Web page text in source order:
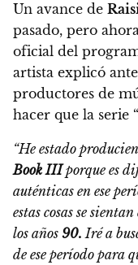
Un avance de
pasado, pero
oficial del
artista explicó
productores de
hacer que la serie
“He estado
Book IIIporque es
auténticas en ese
estas cosas se
los años 90. Iré a
de ese período para